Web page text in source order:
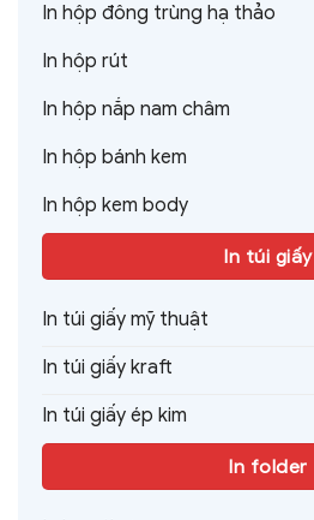
In hộp đông trùng hạ thảo
In hộp rút
In hộp nắp nam châm
In hộp bánh kem
In hộp kem body
In túi giấy
In túi giấy mỹ thuật
In túi giấy kraft
In túi giấy ép kim
In folder